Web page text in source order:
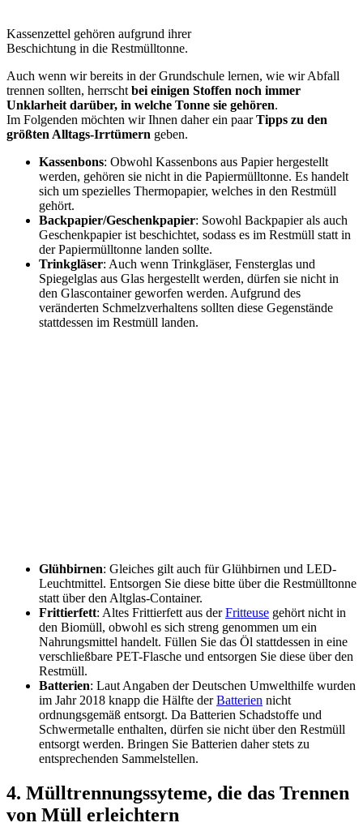
Kassenzettel gehören aufgrund ihrer
Beschichtung in die Restmülltonne.
Auch wenn wir bereits in der Grundschule lernen, wie wir Abfall
trennen sollten, herrscht bei einigen Stoffen noch immer
Unklarheit darüber, in welche Tonne sie gehören.
Im Folgenden möchten wir Ihnen daher ein paarTipps zu den
größten Alltags-Irrtümern geben.
Kassenbons: Obwohl Kassenbons aus Papier hergestellt
werden, gehören sie nicht in die Papiermülltonne. Es handelt
sich um spezielles Thermopapier, welches in den Restmüll
gehört.
Backpapier/Geschenkpapier: Sowohl Backpapier als auch
Geschenkpapier ist beschichtet, sodass es im Restmüll statt in
der Papiermülltonne landen sollte.
Trinkgläser: Auch wenn Trinkgläser, Fensterglas und
Spiegelglas aus Glas hergestellt werden, dürfen sie nicht in
den Glascontainer geworfen werden. Aufgrund des
veränderten Schmelzverhaltens sollten diese Gegenstände
stattdessen im Restmüll landen.
Glühbirnen: Gleiches gilt auch für Glühbirnen und LED-
Leuchtmittel. Entsorgen Sie diese bitte über die Restmülltonne
statt über den Altglas-Container.
Frittierfett: Altes Frittierfett aus derFritteuse gehört nicht in
den Biomüll, obwohl es sich streng genommen um ein
Nahrungsmittel handelt. Füllen Sie das Öl stattdessen in eine
verschließbare PET-Flasche und entsorgen Sie diese über den
Restmüll.
Batterien: Laut Angaben der Deutschen Umwelthilfe wurden
im Jahr 2018 knapp die Hälfte derBatterien nicht
ordnungsgemäß entsorgt. Da Batterien Schadstoffe und
Schwermetalle enthalten, dürfen sie nicht über den Restmüll
entsorgt werden. Bringen Sie Batterien daher stets zu
entsprechenden Sammelstellen.
4. Mülltrennungssyteme, die das Trennen
von Müll erleichtern